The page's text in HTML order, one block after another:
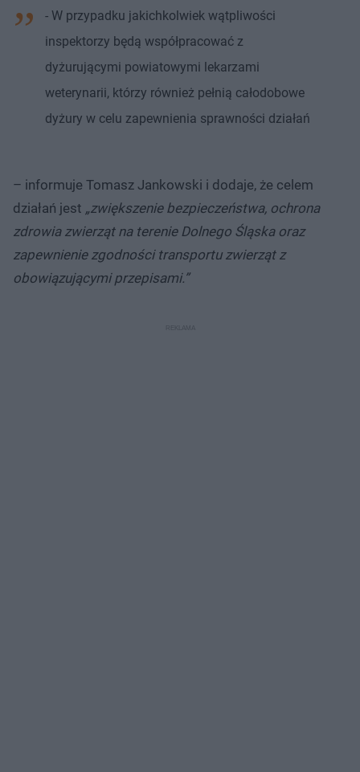
- W przypadku jakichkolwiek wątpliwości
inspektorzy będą współpracować z
dyżurującymi powiatowymi lekarzami
weterynarii, którzy również pełnią całodobowe
dyżury w celu zapewnienia sprawności działań
– informuje Tomasz Jankowski i dodaje, że celem
działań jest „zwiększenie bezpieczeństwa, ochrona
zdrowia zwierząt na terenie Dolnego Śląska oraz
zapewnienie zgodności transportu zwierząt z
obowiązującymi przepisami.”